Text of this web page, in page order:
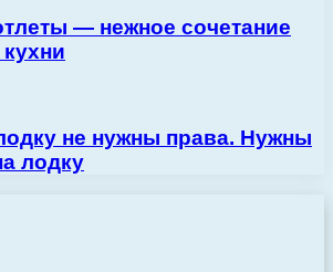
— нежное сочетание
не нужны права. Нужны
лодку